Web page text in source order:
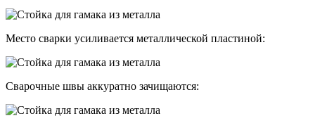
Место сварки усиливается металлической пластиной:
Сварочные швы аккуратно зачищаются: